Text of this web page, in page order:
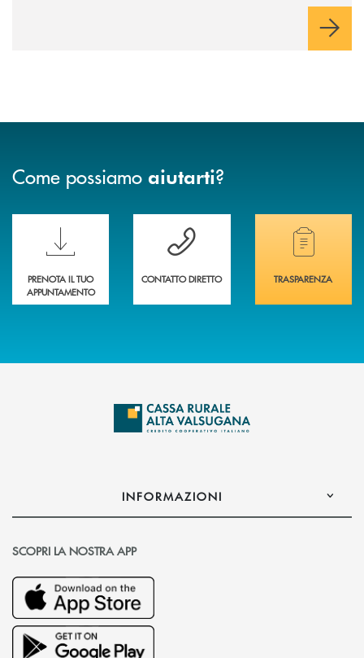
Come possiamo aiutarti?
Scopri le funzionalità della nuova PRENOTA BANCA
PRENOTA IL TUO
APPUNTAMENTO
Hai bisogno di assistenza immediata?
CONTATTO DIRETTO
Hai bisogno di
TRASPARENZA
INFORMAZIONI
SCOPRI LA NOSTRA APP